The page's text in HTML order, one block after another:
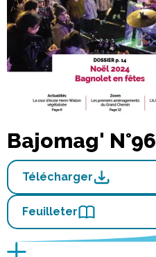
Bajomag' N°96
Télécharger
Feuilleter